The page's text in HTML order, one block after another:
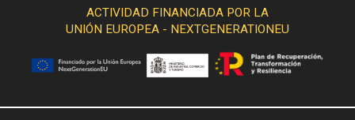
ACTIVIDAD FINANCIADA POR LA
UNIÓN EUROPEA - NEXTGENERATIONEU